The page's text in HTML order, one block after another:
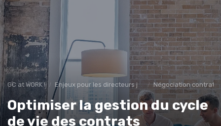
GC at WORK ! Enjeux pour les directeurs juridiques Négociation contrats
Optimiser la gestion du cycle
de vie des contrats